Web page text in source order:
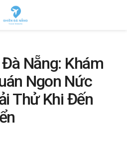
Nẵng: Khám
Ngon Nức
Thử Khi Đến